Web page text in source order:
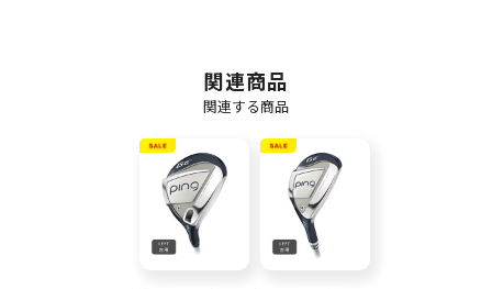
関連商品
関連する商品